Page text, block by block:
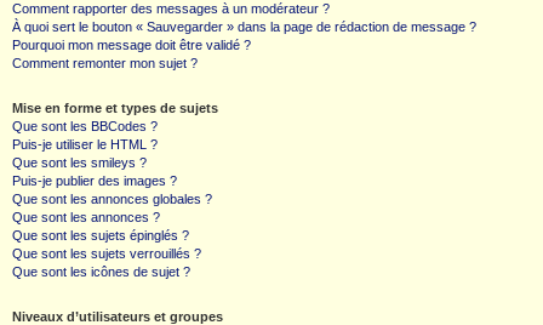
Comment rapporter des messages à un modérateur ?
À quoi sert le bouton « Sauvegarder » dans la page de rédaction de message ?
Pourquoi mon message doit être validé ?
Comment remonter mon sujet ?
Mise en forme et types de sujets
Que sont les BBCodes ?
Puis-je utiliser le HTML ?
Que sont les smileys ?
Puis-je publier des images ?
Que sont les annonces globales ?
Que sont les annonces ?
Que sont les sujets épinglés ?
Que sont les sujets verrouillés ?
Que sont les icônes de sujet ?
Niveaux d’utilisateurs et groupes